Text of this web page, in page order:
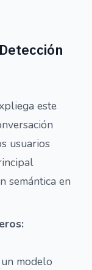
este
usuarios
semántica en
modelo